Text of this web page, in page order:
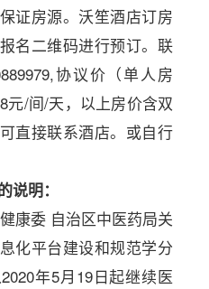
证房源。沃笙酒店订房
名二维码进行预订。联
协议价（单人房
元/间/天 ，以上房价含双
直接联系酒店。或自行
说明：
康委 自治区中医药局关
化平台建设和规范学分
2020年5月19日起继续医